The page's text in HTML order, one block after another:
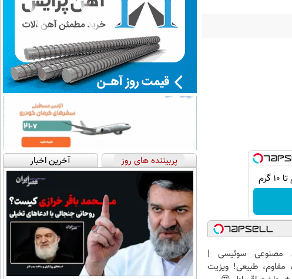
مصنوعی سوئیسی |
طبیعی! ویزیت
پربیننده های روز آخرین اخبار